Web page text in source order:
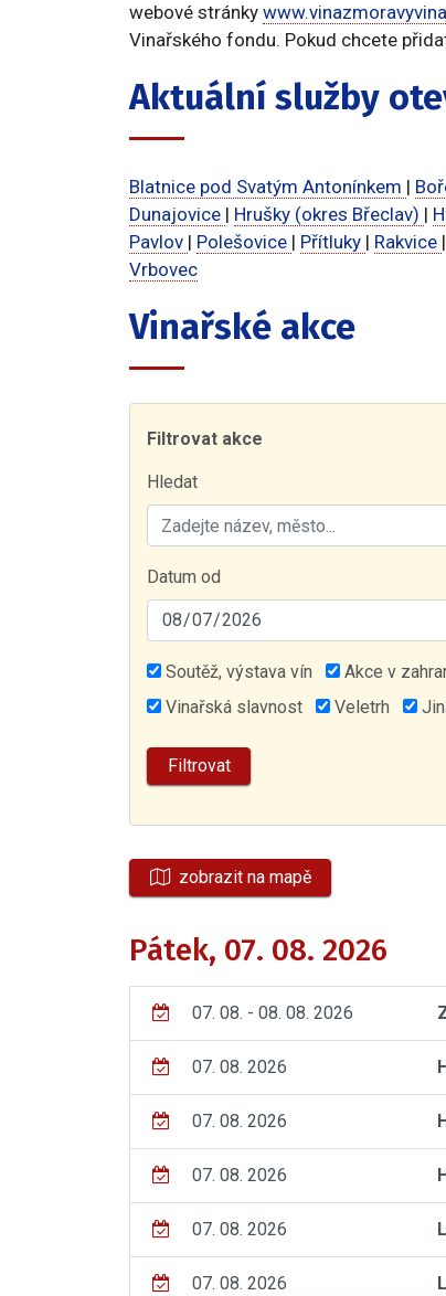
webové stránky
Vinařského fondu. Pokud chcete
Aktuální služby
Blatnice pod Svatým Antonínkem |
Dunajovice | Hrušky (okres Břeclav) |
Pavlov | Polešovice | Přítluky | Rakvice |
Vrbovec
Vinařské akce
Filtrovat akce
Hledat
Datum od
Soutěž, výstava vín Akce v
Vinařská slavnost
Veletrh
zobrazit na mapě
Pátek, 07. 08. 2026
07. 08. - 08. 08. 2026
07. 08. 2026
07. 08. 2026
07. 08. 2026
07. 08. 2026
07. 08. 2026